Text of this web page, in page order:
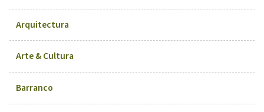
Arquitectura
Arte & Cultura
Barranco